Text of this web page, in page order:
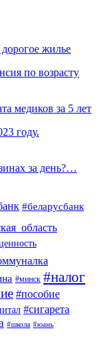
жилье
по возрасту
медиков за 5 лет
году.
за день?…
#беларусбанк
#минск #налог
#пособие
#сигарета
#школа #юань